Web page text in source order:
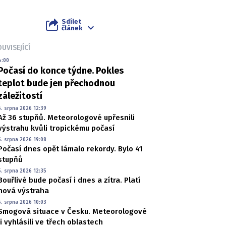
Sdílet
článek
do konce týdne. Pokles
bude jen přechodnou
srpna 2026 12:39
36 stupňů. Meteorologové upřesnili
kvůli tropickému počasí
srpna 2026 19:08
dnes opět lámalo rekordy. Bylo 41
srpna 2026 12:35
bude počasí i dnes a zítra. Platí
výstraha
srpna 2026 10:03
situace v Česku. Meteorologové
vyhlásili ve třech oblastech